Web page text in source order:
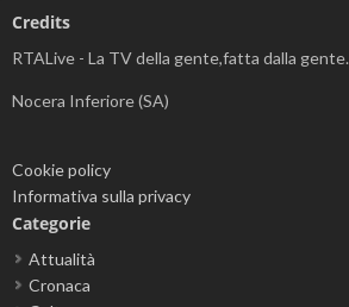
Credits
RTALive - La TV della gente,fatta dalla gente.
Nocera Inferiore (SA)
Cookie policy
Informativa sulla privacy
Categorie
Attualità
Cronaca